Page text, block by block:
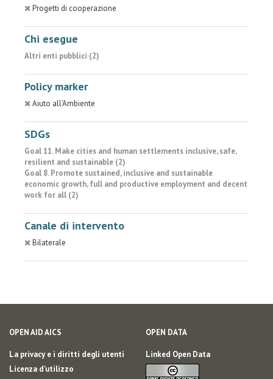
Progetti di cooperazione
Chi esegue
Altri enti pubblici (2)
Policy marker
Aiuto all’Ambiente
SDGs
Goal 11. Make cities and human settlements inclusive, safe,
resilient and sustainable (2)
Goal 8. Promote sustained, inclusive and sustainable
economic growth, full and productive employment and decent
work for all (2)
Canale di intervento
Bilaterale
OPEN AID AICS
La privacy e i diritti degli utenti
Licenza d'utilizzo
OPEN DATA
Linked Open Data